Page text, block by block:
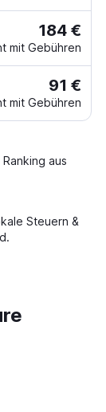
184 €
mit Gebühren
91 €
mit Gebühren
aus
Steuern &